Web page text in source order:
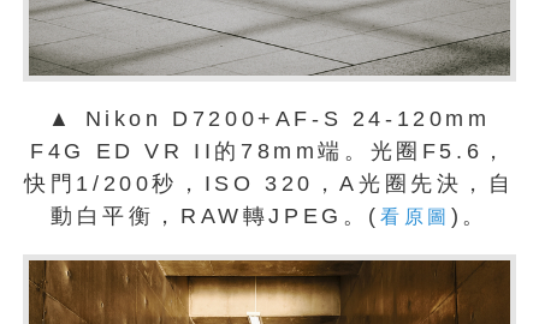
▲ Nikon D7200+AF-S 24-120mm
F4G ED VR II的78mm端。光圈F5.6，
快門1/200秒，ISO 320，A光圈先決，自
動白平衡，RAW轉JPEG。( 看原圖 )。